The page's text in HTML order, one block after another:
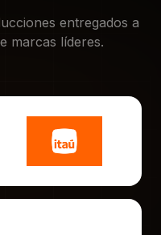
entregados a
marcas líderes.